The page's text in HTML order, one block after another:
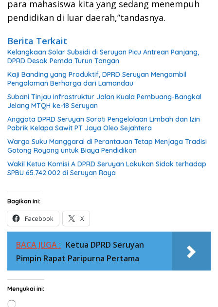
para mahasiswa kita yang sedang menempuh
pendidikan di luar daerah,”tandasnya.
Berita Terkait
Kelangkaan Solar Subsidi di Seruyan Picu Antrean Panjang,
DPRD Desak Pemda Turun Tangan
Kaji Banding yang Produktif, DPRD Seruyan Mengambil
Pengalaman Berharga dari Lamandau
Subani Tinjau Infrastruktur Jalan Kuala Pembuang-Bangkal
Jelang MTQH ke-18 Seruyan
Anggota DPRD Seruyan Soroti Pengelolaan Limbah dan Izin
Pabrik Kelapa Sawit PT Jaya Oleo Sejahtera
Warga Suku Manggarai di Perantauan Tetap Menjaga Tradisi
Gotong Royong untuk Biaya Pendidikan
Wakil Ketua Komisi A DPRD Seruyan Lakukan Sidak terhadap
SPBU 65.742.002 di Seruyan Raya
Bagikan ini:
Facebook X
BACA JUGA : Ketua DPRD Seruyan
Pimpin Rapat Paripurna Pertama
Menyukai ini:
Memuat...